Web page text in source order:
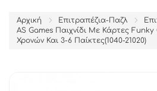
Αρχική Επιτραπέζια-Παζλ
AS Games Παιχνίδι Με Κάρτες Funky
Χρονών Και 3-6 Παίκτες(1040-21020)